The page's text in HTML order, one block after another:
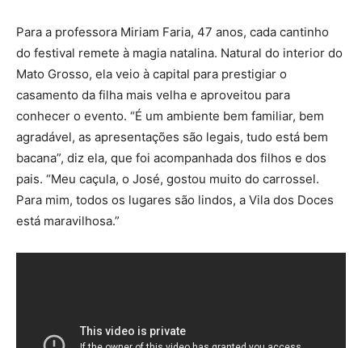
Para a professora Miriam Faria, 47 anos, cada cantinho
do festival remete à magia natalina. Natural do interior do
Mato Grosso, ela veio à capital para prestigiar o
casamento da filha mais velha e aproveitou para
conhecer o evento. “É um ambiente bem familiar, bem
agradável, as apresentações são legais, tudo está bem
bacana”, diz ela, que foi acompanhada dos filhos e dos
pais. “Meu caçula, o José, gostou muito do carrossel.
Para mim, todos os lugares são lindos, a Vila dos Doces
está maravilhosa.”